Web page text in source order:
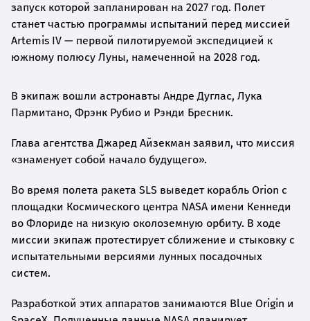
запуск которой запланирован на 2027 год. Полет
станет частью программы испытаний перед миссией
Artemis IV — первой пилотируемой экспедицией к
южному полюсу Луны, намеченной на 2028 год.
В экипаж вошли астронавты Андре Дуглас, Лука
Пармитано, Фрэнк Рубио и Рэнди Бресник.
Глава агентства Джаред Айзекман заявил, что миссия
«знаменует собой начало будущего».
Во время полета ракета SLS выведет корабль Orion с
площадки Космического центра NASA имени Кеннеди
во Флориде на низкую околоземную орбиту. В ходе
миссии экипаж протестирует сближение и стыковку с
испытательными версиями лунных посадочных
систем.
Разработкой этих аппаратов занимаются Blue Origin и